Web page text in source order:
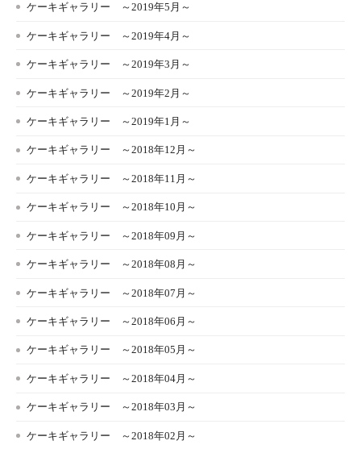
ケーキギャラリー ～2019年5月～
ケーキギャラリー ～2019年4月～
ケーキギャラリー ～2019年3月～
ケーキギャラリー ～2019年2月～
ケーキギャラリー ～2019年1月～
ケーキギャラリー ～2018年12月～
ケーキギャラリー ～2018年11月～
ケーキギャラリー ～2018年10月～
ケーキギャラリー ～2018年09月～
ケーキギャラリー ～2018年08月～
ケーキギャラリー ～2018年07月～
ケーキギャラリー ～2018年06月～
ケーキギャラリー ～2018年05月～
ケーキギャラリー ～2018年04月～
ケーキギャラリー ～2018年03月～
ケーキギャラリー ～2018年02月～